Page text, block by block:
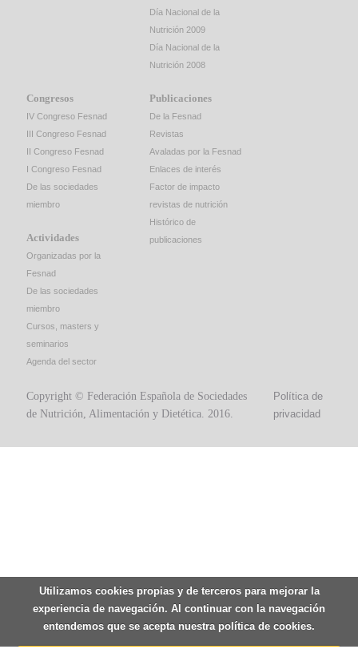
Día Nacional de la
Nutrición 2009
Día Nacional de la
Nutrición 2008
Congresos
IV Congreso Fesnad
III Congreso Fesnad
II Congreso Fesnad
I Congreso Fesnad
De las sociedades
miembro
Actividades
Organizadas por la
Fesnad
De las sociedades
miembro
Cursos, masters y
seminarios
Agenda del sector
Publicaciones
De la Fesnad
Revistas
Avaladas por la Fesnad
Enlaces de interés
Factor de impacto
revistas de nutrición
Histórico de
publicaciones
Copyright © Federación Española de Sociedades
de Nutrición, Alimentación y Dietética. 2016.
Política de
privacidad
Utilizamos cookies propias y de terceros para mejorar la
experiencia de navegación. Al continuar con la navegación
entendemos que se acepta nuestra política de cookies.